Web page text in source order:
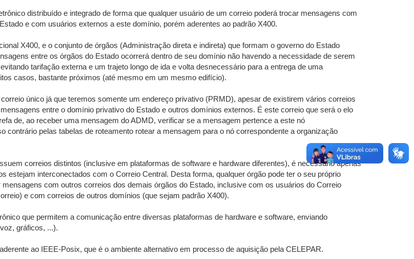
distribuído e integrado de forma que qualquer usuário de um correio poderá trocar mensagens com
e com usuários externos a este domínio, porém aderentes ao padrão X400.
X400, e o conjunto de órgãos (Administração direta e indireta) que formam o governo do Estado
entre os órgãos do Estado ocorrerá dentro de seu domínio não havendo a necessidade de serem
tarifação externa e um trajeto longo de ida e volta desnecessário para a entrega de uma
casos, bastante próximos (até mesmo em um mesmo edifício).
único já que teremos somente um endereço privativo (PRMD), apesar de existirem vários correios
entre o domínio privativo do Estado e outros domínios externos. É este correio que será o elo
de, ao receber uma mensagem do ADMD, verificar se a mensagem pertence a este nó
pelas tabelas de roteamento rotear a mensagem para o nó correspondente a organização
correios distintos (inclusive em plataformas de software e hardware diferentes), é necessário apenas
estejam interconectados com o Correio Central. Desta forma, qualquer órgão pode ter o seu próprio
com outros correios dos demais órgãos do Estado, inclusive com os usuários do Correio
e com correios de outros domínios (que sejam padrão X400).
que permitem a comunicação entre diversas plataformas de hardware e software, enviando
gráficos, ...).
ao IEEE-Posix, que é o ambiente alternativo em processo de aquisição pela CELEPAR.